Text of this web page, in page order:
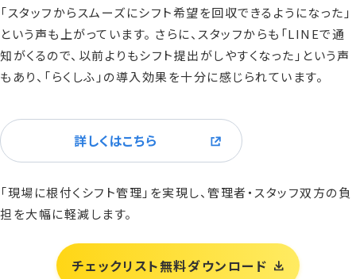
「スタッフからスムーズにシフト希望を回収できるようになった」
という声も上がっています。 さらに、スタッフからも「LINEで通
知がくるので、以前よりもシフト提出がしやすくなった」という声
もあり、「らくしふ」の導入効果を十分に感じられています。
詳しくはこちら
「現場に根付くシフト管理」を実現し、管理者・スタッフ双方の負
担を大幅に軽減します。
チェックリスト無料ダウンロード